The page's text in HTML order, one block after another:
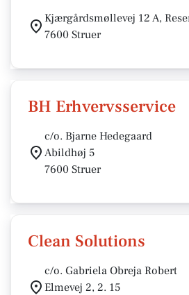
Kjærgårdsmøllevej 12 A,
7600 Struer
BH Erhvervsservice
c/o. Bjarne Hedegaard
Abildhøj 5
7600 Struer
Clean Solutions
c/o. Gabriela Obreja Robert
Elmevej 2, 2. 15